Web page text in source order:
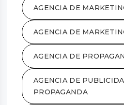
AGENCIA DE
AGENCIA DE
AGENCIA DE
AGENCIA DE
PROPAGANDA